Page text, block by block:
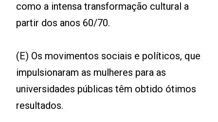
como a intensa transformação cultural a
partir dos anos 60/70.
(E) Os movimentos sociais e políticos, que
impulsionaram as mulheres para as
universidades públicas têm obtido ótimos
resultados.